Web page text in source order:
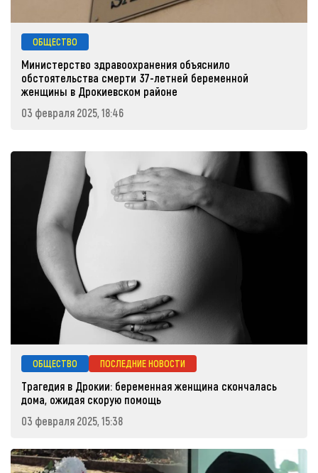
ОБЩЕСТВО
Министерство здравоохранения объяснило
обстоятельства смерти 37-летней беременной
женщины в Дрокиевском районе
03 февраля 2025, 18:46
ОБЩЕСТВО ПОСЛЕДНИЕ НОВОСТИ
Трагедия в Дрокии: беременная женщина скончалась
дома, ожидая скорую помощь
03 февраля 2025, 15:38